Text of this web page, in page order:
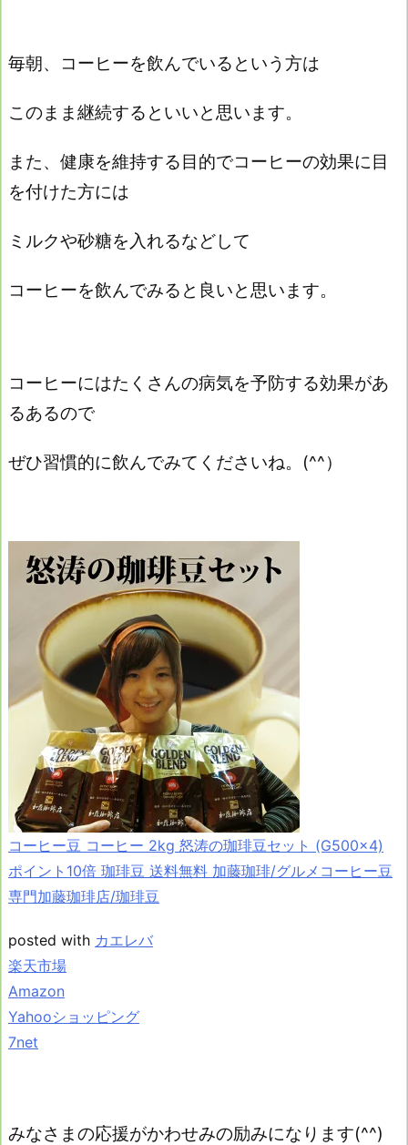
毎朝、コーヒーを飲んでいるという方は
このまま継続するといいと思います。
また、健康を維持する目的でコーヒーの効果に目
を付けた方には
ミルクや砂糖を入れるなどして
コーヒーを飲んでみると良いと思います。
コーヒーにはたくさんの病気を予防する効果があ
るあるので
ぜひ習慣的に飲んでみてくださいね。(^^）
コーヒー豆 コーヒー 2kg 怒涛の珈琲豆セット (G500×4)
ポイント10倍 珈琲豆 送料無料 加藤珈琲/グルメコーヒー豆
専門加藤珈琲店/珈琲豆
posted with カエレバ
楽天市場
Amazon
Yahooショッピング
7net
みなさまの応援がかわせみの励みになります(^^)